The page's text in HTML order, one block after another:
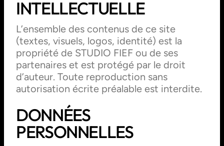
INTELLECTUELLE
L’ensemble des contenus de ce site
(textes, visuels, logos, identité) est la
propriété de STUDIO FIEF ou de ses
partenaires et est protégé par le droit
d’auteur. Toute reproduction sans
autorisation écrite préalable est interdite.
DONNÉES
PERSONNELLES